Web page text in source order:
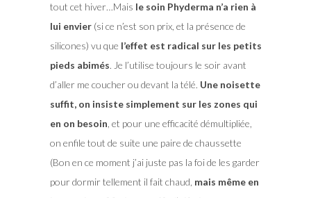
tout cet hiver…Mais le soin Phyderma n’a rien à
lui envier(si ce n’est son prix, et la présence de
silicones) vu que l’effet est radical sur les petits
pieds abimés. Je l’utilise toujours le soir avant
d’aller me coucher ou devant la télé. Une noisette
suffit, on insiste simplement sur les zones qui
en on besoin , et pour une efficacité démultipliée,
on enfile tout de suite une paire de chaussette
(Bon en ce moment j’ai juste pas la foi de les garder
pour dormir tellement il fait chaud, mais même en